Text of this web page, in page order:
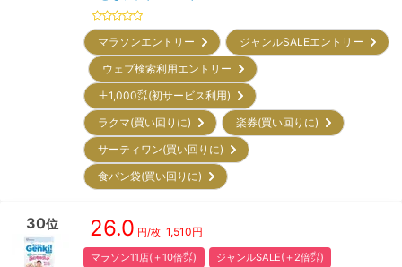
マラソンエントリー
ジャンルSALEエントリー
ウェブ検索利用エントリー
＋1,000㌽(初サービス利用)
ラクマ(買い回りに)
楽券(買い回りに)
サーティワン(買い回りに)
食パン袋(買い回りに)
30位 26.0 円/枚 1,510円
マラソン11店(＋10倍㌽)
ジャンルSALE(＋2倍㌽)